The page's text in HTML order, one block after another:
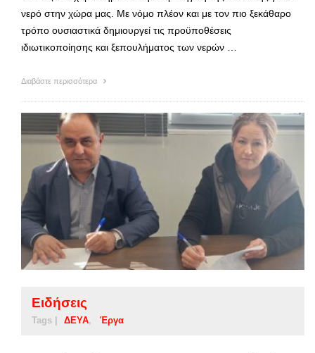
νερό στην χώρα μας. Με νόμο πλέον και με τον πιο ξεκάθαρο
τρόπο ουσιαστικά δημιουργεί τις προϋποθέσεις
ιδιωτικοποίησης και ξεπουλήματος των νερών …
Διαβάστε περισσότερα
Ειδήσεις
Tags | ΔΕΥΑ Έργα